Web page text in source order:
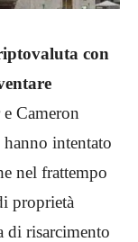
con
Cameron
intentato
nel frattempo
proprietà
di risarcimento